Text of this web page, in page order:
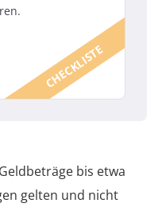
CHECKLISTE
bis etwa
gelten und nicht